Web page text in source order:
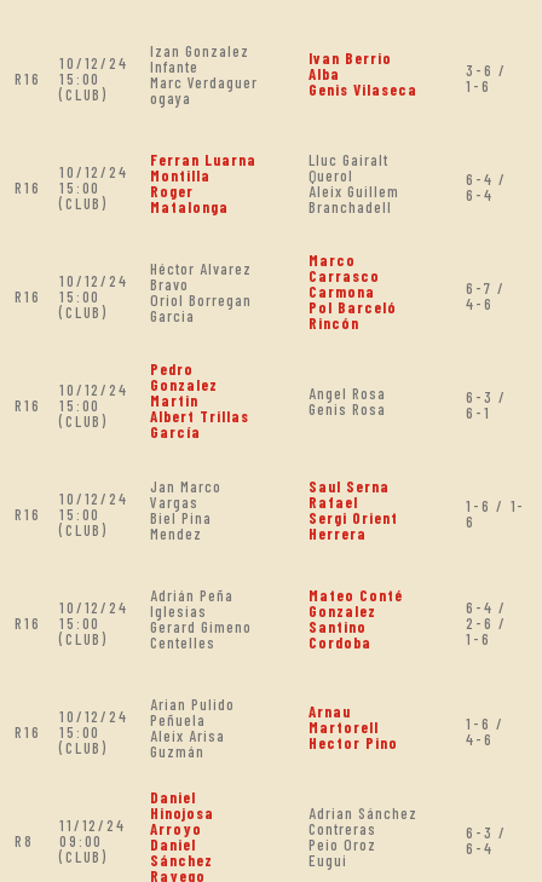
R16
10/12/24
15:00
(CLUB)
Izan Gonzalez
Infante
Marc Verdaguer
ogaya
Ivan Berrio
Alba
Genis Vilaseca
3-6 /
1-6
R16
10/12/24
15:00
(CLUB)
Ferran Luarna
Montilla
Roger
Matalonga
Lluc Gairalt
Querol
Aleix Guillem
Branchadell
6-4 /
6-4
R16
10/12/24
15:00
(CLUB)
Héctor Alvarez
Bravo
Oriol Borregan
Garcia
Marco
Carrasco
Carmona
Pol Barceló
Rincón
6-7 /
4-6
R16
10/12/24
15:00
(CLUB)
Pedro
Gonzalez
Martin
Albert Trillas
García
Angel Rosa
Genis Rosa
6-3 /
6-1
R16
10/12/24
15:00
(CLUB)
Jan Marco
Vargas
Biel Pina
Mendez
Saul Serna
Rafael
Sergi Orient
Herrera
1-6 / 1-
6
R16
10/12/24
15:00
(CLUB)
Adrián Peña
Iglesias
Gerard Gimeno
Centelles
Mateo Conté
Gonzalez
Santino
Cordoba
6-4 /
2-6 /
1-6
R16
10/12/24
15:00
(CLUB)
Arian Pulido
Peñuela
Aleix Arisa
Guzmán
Arnau
Martorell
Hector Pino
1-6 /
4-6
R8
11/12/24
09:00
(CLUB)
Daniel
Hinojosa
Arroyo
Daniel
Sánchez
Rayego
Adrian Sánchez
Contreras
Peio Oroz
Eugui
6-3 /
6-4